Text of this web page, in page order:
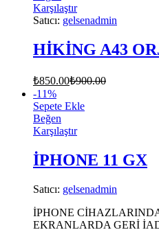
Karşılaştır
Satıcı: gelsenadmin
HİKİNG A43
₺850.00₺900.00
-11%
Sepete Ekle
Beğen
Karşılaştır
İPHONE 11 GX
Satıcı: gelsenadmin
İPHONE
EKRANLARDA GERİ